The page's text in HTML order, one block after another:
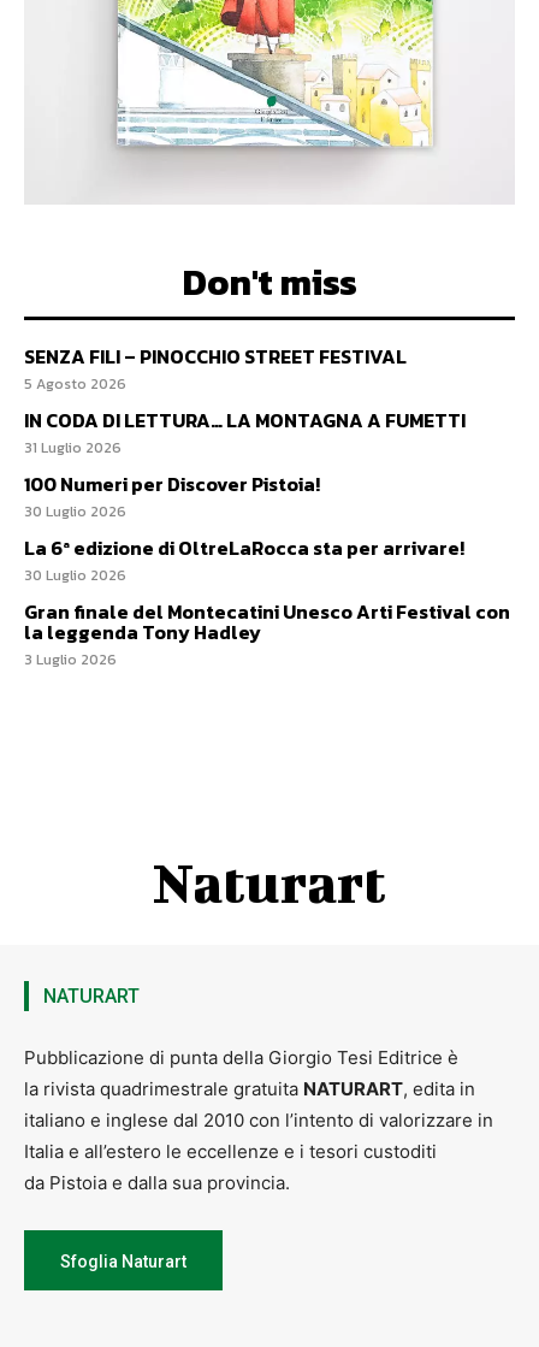
Don't miss
SENZA FILI – PINOCCHIO STREET FESTIVAL
5 Agosto 2026
IN CODA DI LETTURA… LA MONTAGNA A FUMETTI
31 Luglio 2026
100 Numeri per Discover Pistoia!
30 Luglio 2026
La 6ª edizione di OltreLaRocca sta per arrivare!
30 Luglio 2026
Gran finale del Montecatini Unesco Arti Festival con
la leggenda Tony Hadley
3 Luglio 2026
Naturart
NATURART
Pubblicazione di punta della Giorgio Tesi Editrice è
la rivista quadrimestrale gratuita NATURART, edita in
italiano e inglese dal 2010 con l’intento di valorizzare in
Italia e all’estero le eccellenze e i tesori custoditi
da Pistoia e dalla sua provincia.
Sfoglia Naturart